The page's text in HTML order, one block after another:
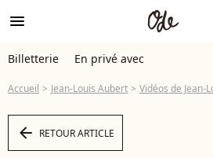
menu
Billetterie En privé avec
Accueil Jean-Louis Aubert Vidéos de Jean-
arrow_left RETOUR ARTICLE